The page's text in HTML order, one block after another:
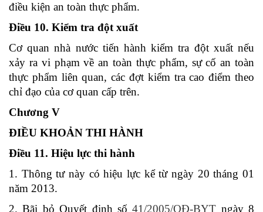
điều kiện an toàn thực phẩm.
Điều 10. Kiểm tra đột xuất
Cơ quan nhà nước tiến hành kiểm tra đột xuất nếu
xảy ra vi phạm về an toàn thực phẩm, sự cố an toàn
thực phẩm liên quan, các đợt kiểm tra cao điểm theo
chỉ đạo của cơ quan cấp trên.
Chương V
ĐIỀU KHOẢN THI HÀNH
Điều 11. Hiệu lực thi hành
1. Thông tư này có hiệu lực kể từ ngày 20 tháng 01
năm 2013.
2. Bãi bỏ Quyết định số41/2005/QĐ-BYT ngày 8